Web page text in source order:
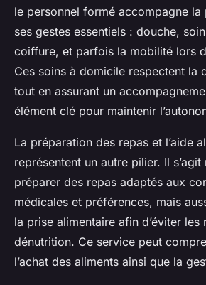
le personnel formé accompagne la
ses gestes essentiels : douche,
coiffure, et parfois la mobilité lors
Ces soins à domicile respectent la
tout en assurant un
élément clé pour maintenir
La préparation des repas et l’aide
représentent un autre pilier. Il
préparer des repas adaptés aux
médicales et préférences, mais
la prise alimentaire afin d’éviter les
dénutrition. Ce service peut
l’achat des aliments ainsi que la